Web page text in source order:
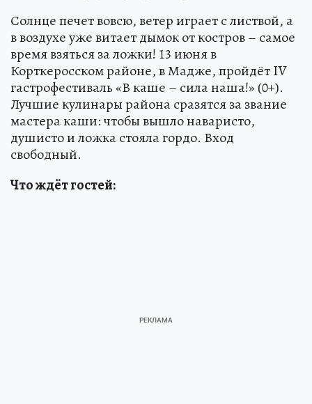
Солнце печет вовсю, ветер играет с листвой, а
в воздухе уже витает дымок от костров – самое
время взяться за ложки! 13 июня в
Корткеросском районе, в Мадже, пройдёт IV
гастрофестиваль «В каше – сила наша!» (0+).
Лучшие кулинары района сразятся за звание
мастера каши: чтобы вышло наваристо,
душисто и ложка стояла гордо. Вход
свободный.
Что ждёт гостей: